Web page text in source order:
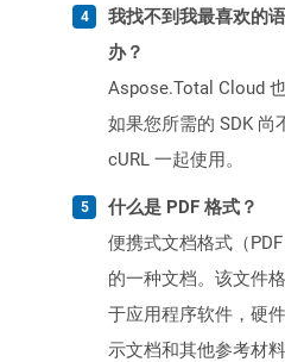
我找不到我最喜欢的
办？
Aspose.Total Cloud
如果您所需的 SDK 尚
cURL 一起使用。
什么是 PDF 格式？
便携式文档格式（
的一种文档。该文件
于应用程序软件，硬
示文档和其他参考材